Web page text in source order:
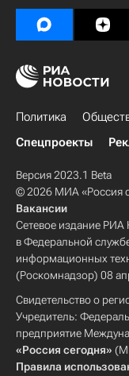
Следственный
Политика
Спецпроекты
Версия 2023.1 Beta
© 2026 МИА «Россия
Вакансии
Сетевое издание РИА
в Федеральной
информационных
(Роскомнадзор) 08
Свидетельство о
Учредитель:
предприятие
«Россия сегодня»
Правила